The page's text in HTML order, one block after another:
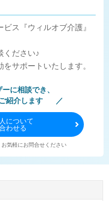
ス『ウィルオブ介護』
ください♪
をサポートいたします。
に相談でき、
紹介します
について
わせる
気軽にお問合せください